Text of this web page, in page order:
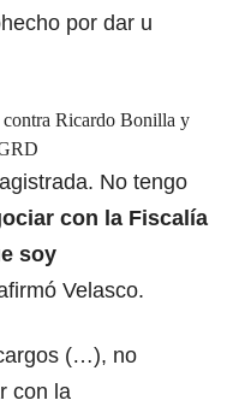
por dar u
contra Ricardo Bonilla y
No tengo
con la Fiscalía
soy
Velasco.
(…), no
con la